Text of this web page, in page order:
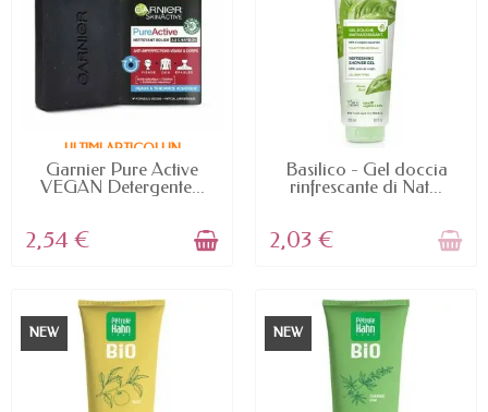
ULTIMI ARTICOLI IN
MAGAZZINO
Garnier Pure Active
VEGAN Detergente...
2,54 €
NON DISPONIBILE
Basilico - Gel doccia
rinfrescante di Nat...
2,03 €
NEW NEW